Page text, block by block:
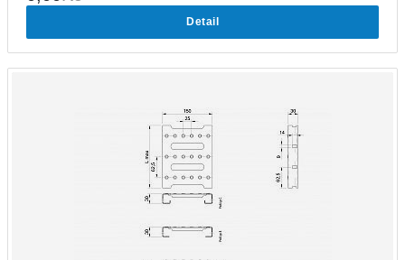
Detail